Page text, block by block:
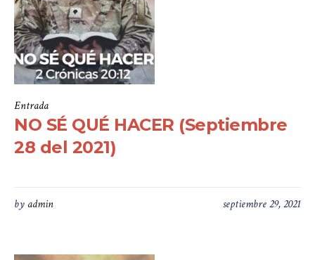
Entrada
NO SÉ QUÉ HACER (Septiembre
28 del 2021)
septiembre 29, 2021
by admin